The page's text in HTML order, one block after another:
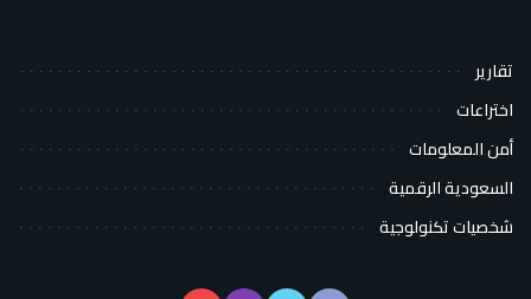
تقارير
اختراعات
أمن المعلومات
السعودية الرقمية
شخصيات تكنولوجية